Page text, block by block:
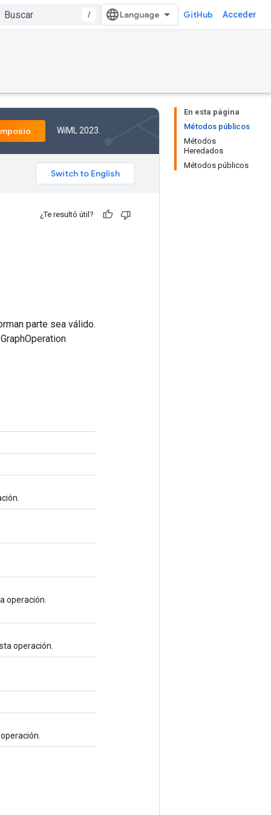
/ GitHub Acceder
En esta página
Métodos públicos
Métodos
Heredados
Métodos públicos
WiML 2023.
¿Te resultó útil?
parte sea válido.
operación.
operación.